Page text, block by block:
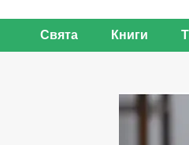
Свята Книги